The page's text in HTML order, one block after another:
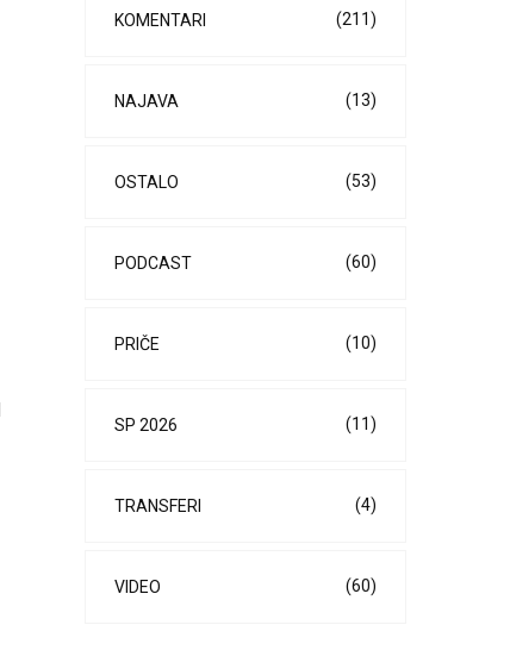
KOMENTARI (211)
NAJAVA (13)
OSTALO (53)
PODCAST (60)
PRIČE (10)
SP 2026 (11)
TRANSFERI (4)
VIDEO (60)